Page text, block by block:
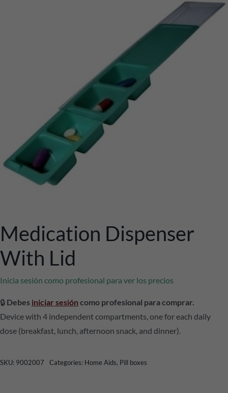
Medication Dispenser
With Lid
Inicia sesión como profesional para ver los precios
🔒 Debes iniciar sesión como profesional para comprar.
Device with 4 independent compartments, one for each daily
dose (breakfast, lunch, afternoon snack, and dinner).
SKU: 9002007 Categories: Home Aids, Pill boxes